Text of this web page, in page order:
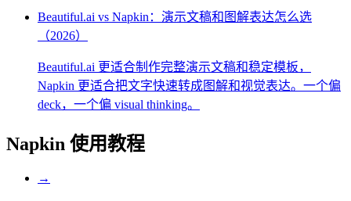
Beautiful.ai vs Napkin：演示文稿和图解表达怎么选
（2026）
Beautiful.ai 更适合制作完整演示文稿和稳定模板，
Napkin 更适合把文字快速转成图解和视觉表达。一个偏
deck，一个偏 visual thinking。
Napkin 使用教程
→